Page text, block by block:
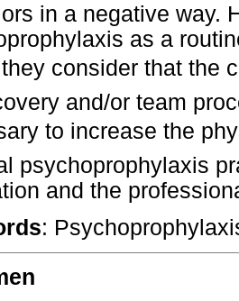
in a negative way.
as a
consider that the
and/or team
to increase the
psychoprophylaxis
and the
: